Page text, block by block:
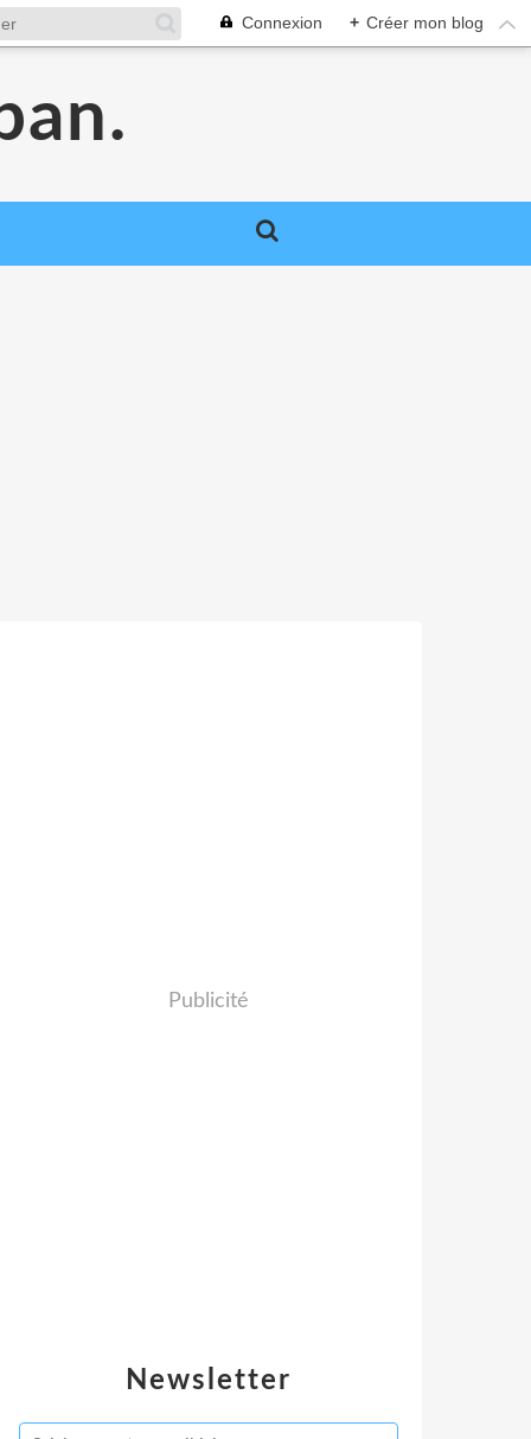
Connexion + Créer mon blog
Newsletter
Publicité